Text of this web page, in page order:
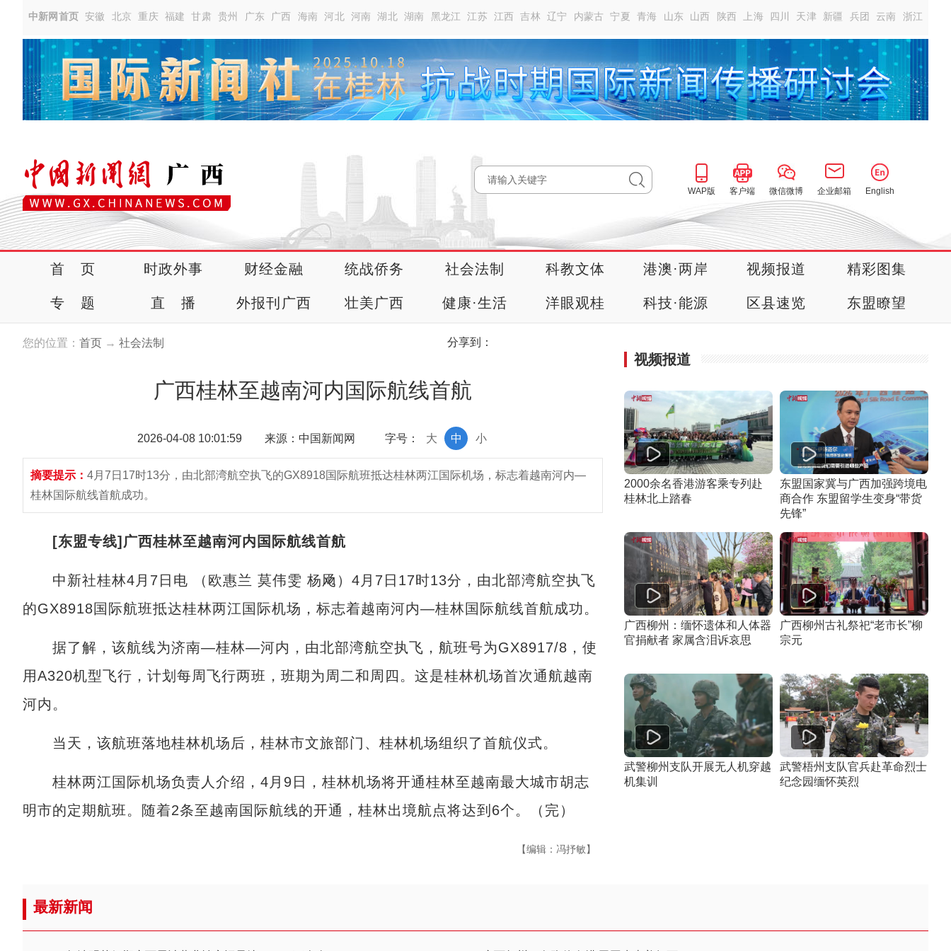
中新网首页 安徽 北京 重庆 福建 甘肃 贵州 广东 广西 海南 河北 河南 湖北 湖南 黑龙江 江苏 江西 吉林 辽宁 内蒙古 宁夏 青海 山东 山西 陕西 上海 四川 天津 新疆 兵团 云南 浙江
WAP版 客户端 微信微博 企业邮箱 English
首 页 时政外事 财经金融 统战侨务 社会法制 科教文体 港澳·两岸 视频报道 精彩图集
专 题 直 播 外报刊广西 壮美广西 健康·生活 洋眼观桂 科技·能源 区县速览 东盟瞭望
您的位置： 首页 → 社会法制 分享到：
广西桂林至越南河内国际航线首航
2026-04-08 10:01:59 来源：中国新闻网 字号： 小
中
大
摘要提示： 4月7日17时13分，由北部湾航空执飞的GX8918国际航班抵达桂林两江国际机场，标志着越南河内—
桂林国际航线首航成功。
[东盟专线]广西桂林至越南河内国际航线首航
中新社桂林4月7日电 （欧惠兰 莫伟雯 杨飏）4月7日17时13分，由北部湾航空执飞
的GX8918国际航班抵达桂林两江国际机场，标志着越南河内—桂林国际航线首航成功。
据了解，该航线为济南—桂林—河内，由北部湾航空执飞，航班号为GX8917/8，使
用A320机型飞行，计划每周飞行两班，班期为周二和周四。这是桂林机场首次通航越南
河内。
当天，该航班落地桂林机场后，桂林市文旅部门、桂林机场组织了首航仪式。
桂林两江国际机场负责人介绍，4月9日，桂林机场将开通桂林至越南最大城市胡志
明市的定期航班。随着2条至越南国际航线的开通，桂林出境航点将达到6个。（完）
【编辑：冯抒敏】
视频报道
2000余名香港游客乘专列赴
桂林北上踏春
东盟国家冀与广西加强跨境电
商合作 东盟留学生变身“带货
先锋”
广西柳州：缅怀遗体和人体器
官捐献者 家属含泪诉哀思
广西柳州古礼祭祀“老市长”柳
宗元
武警柳州支队开展无人机穿越
机集训
武警梧州支队官兵赴革命烈士
纪念园缅怀英烈
最新新闻